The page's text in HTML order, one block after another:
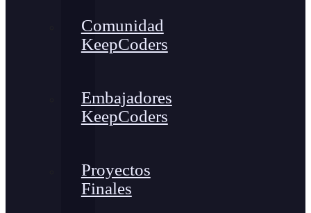
Comunidad
KeepCoders
Embajadores
KeepCoders
Proyectos
Finales